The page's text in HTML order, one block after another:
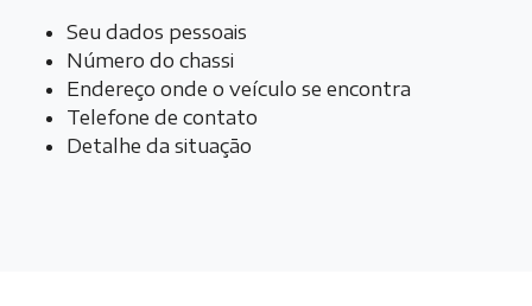
Seu dados pessoais
Número do chassi
Endereço onde o veículo se encontra
Telefone de contato
Detalhe da situação